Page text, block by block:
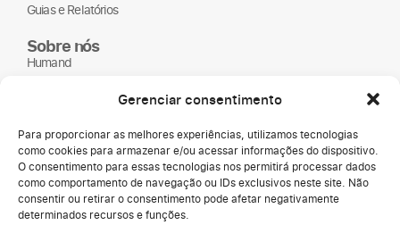
Gerenciar consentimento
Para proporcionar as melhores experiências, utilizamos tecnologias
como cookies para armazenar e/ou acessar informações do dispositivo.
O consentimento para essas tecnologias nos permitirá processar dados
como comportamento de navegação ou IDs exclusivos neste site. Não
consentir ou retirar o consentimento pode afetar negativamente
determinados recursos e funções.
Guias e Relatórios
Sobre nós
Humand
LGPD